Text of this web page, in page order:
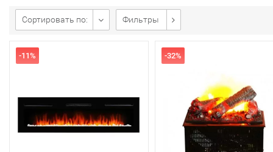
картина.
Или он может
быть
встроенным в стенную нишу. В таком случае каминный
корпус снаружи не видно. На виду остается только
Сортировать по: Фильтры
-11% -32%